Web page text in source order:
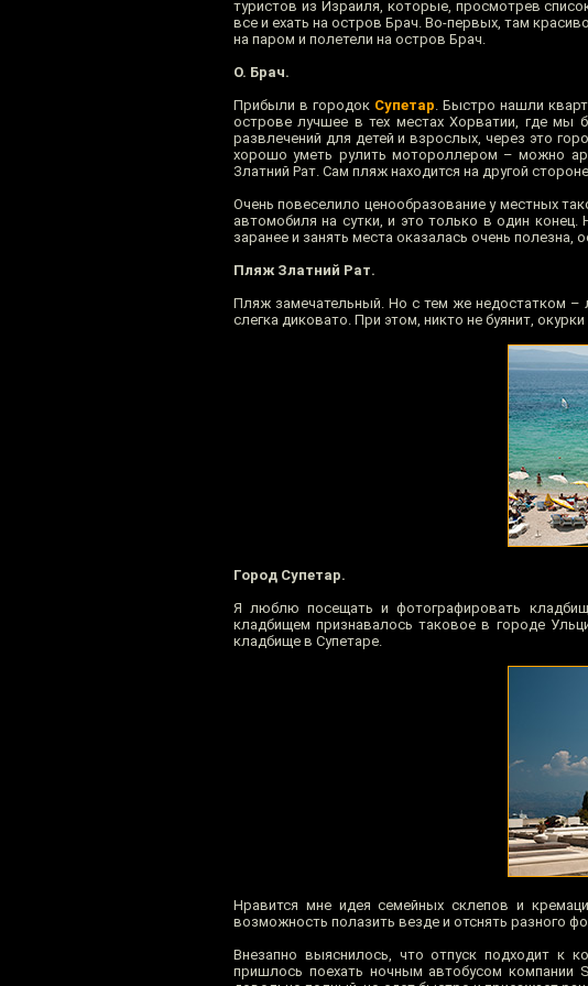
туристов из Израиля, которые, просмотрев
все и ехать на остров Брач. Во-первых, там
на паром и полетели на остров Брач.
О. Брач.
Прибыли в городок Супетар. Быстро нашли
острове лучшее в тех местах Хорватии, где
развлечений для детей и взрослых, через это
хорошо уметь рулить мотороллером – можно
Златний Рат. Сам пляж находится на другой
Очень повеселило ценообразование у местных
автомобиля на сутки, и это только в один
заранее и занять места оказалась очень полезна,
Пляж Златний Рат.
Пляж замечательный. Но с тем же недостатком
слегка диковато. При этом, никто не буянит,
Город Супетар.
Я люблю посещать и фотографировать
кладбищем признавалось таковое в городе
кладбище в Супетаре.
Нравится мне идея семейных склепов и
возможность полазить везде и отснять разного
Внезапно выяснилось, что отпуск подходит к
пришлось поехать ночным автобусом компании